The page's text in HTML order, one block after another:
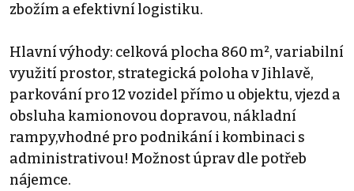
zbožím a efektivní logistiku.
Hlavní výhody: celková plocha 860 m², variabilní
využití prostor, strategická poloha v Jihlavě,
parkování pro 12 vozidel přímo u objektu, vjezd a
obsluha kamionovou dopravou, nákladní
rampy,vhodné pro podnikání i kombinaci s
administrativou! Možnost úprav dle potřeb
nájemce.